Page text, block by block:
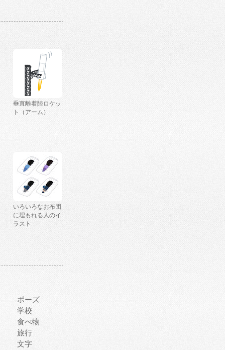
垂直離着陸ロケッ
ト（アーム）
いろいろなお布団
に埋もれる人のイ
ラスト
ポーズ
学校
食べ物
旅行
文字